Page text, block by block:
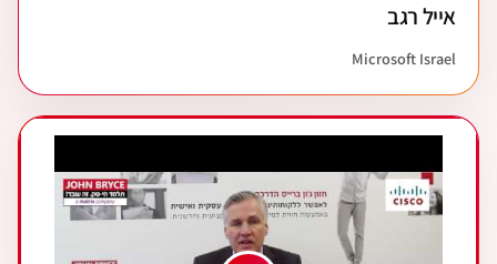
אייל רגב
Microsoft Israel